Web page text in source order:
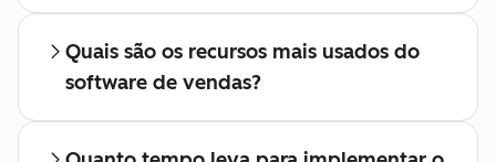
Quais são os recursos mais usados do
software de vendas?